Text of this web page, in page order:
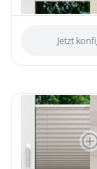
Jetzt